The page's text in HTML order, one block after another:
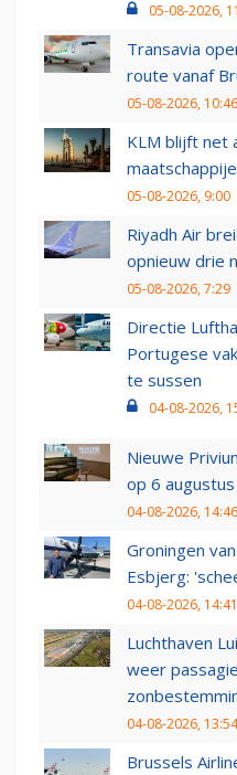
05-08-2026,
Transavia
route vanaf
05-08-2026, 10:46
KLM blijft net
05-08-2026, 9:00
Riyadh Air
opnieuw drie
05-08-2026, 7:29
Directie
Portugese
te sussen
04-08-2026,
Nieuwe
op 6
04-08-2026, 14:46
Groningen
Esbjerg:
04-08-2026, 14:41
Luchthaven
weer
04-08-2026, 13:54
Brussels